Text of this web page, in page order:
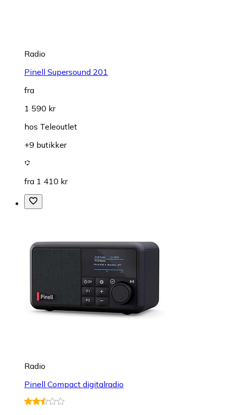
Radio
Pinell Supersound 201
fra
1 590 kr
hos Teleoutlet
+9 butikker
fra 1 410 kr
Radio
Pinell Compact digitalradio